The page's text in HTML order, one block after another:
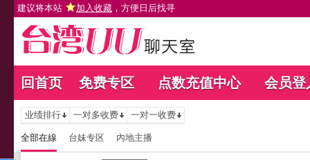
建议将本站 加入收藏 ，方便日后找寻
回首页 免费专区 点数充值中心 会员登
业绩排行 一对多收费 一对一收费
全部在線 台妹专区 內地主播